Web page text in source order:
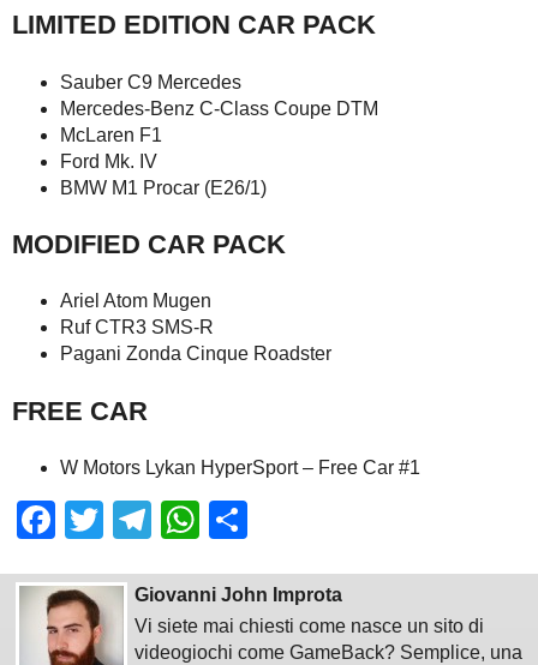
LIMITED EDITION CAR PACK
Sauber C9 Mercedes
Mercedes-Benz C-Class Coupe DTM
McLaren F1
Ford Mk. IV
BMW M1 Procar (E26/1)
MODIFIED CAR PACK
Ariel Atom Mugen
Ruf CTR3 SMS-R
Pagani Zonda Cinque Roadster
FREE CAR
W Motors Lykan HyperSport – Free Car #1
Facebook
TwitterTelegram
WhatsApp
Giovanni John Improta
Vi siete mai chiesti come nasce un sito di
videogiochi come GameBack? Semplice, una